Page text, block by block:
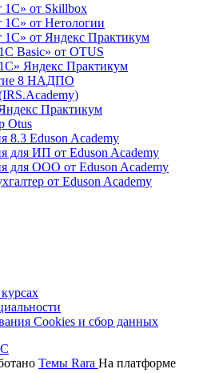
1С» от Skillbox
от Нетологии
1С» от Яндекс Практикум
Basic» от OTUS
Яндекс Практикум
8 НАДПО
Практикум
Otus
8.3 Eduson Academy
для ИП от Eduson Academy
для ООО от Eduson Academy
от Eduson Academy
Cookies и сбор данных
Темы Rara На платформе